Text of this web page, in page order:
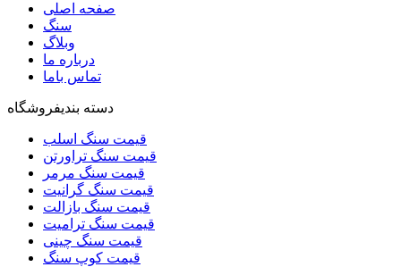
صفحه اصلی
سنگ
وبلاگ
درباره ما
تماس باما
دسته بندیفروشگاه
قیمت سنگ اسلب
قیمت سنگ تراورتن
قیمت سنگ مرمر
قیمت سنگ گرانیت
قیمت سنگ بازالت
قیمت سنگ ترامیت
قیمت سنگ چینی
قیمت کوپ سنگ